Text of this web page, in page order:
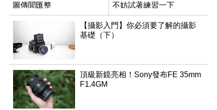
圖傳聞匯整
不妨試著練習一下
【攝影入門】你必須要了解的攝影
基礎（下）
頂級新鏡亮相！Sony發布FE 35mm
F1.4GM